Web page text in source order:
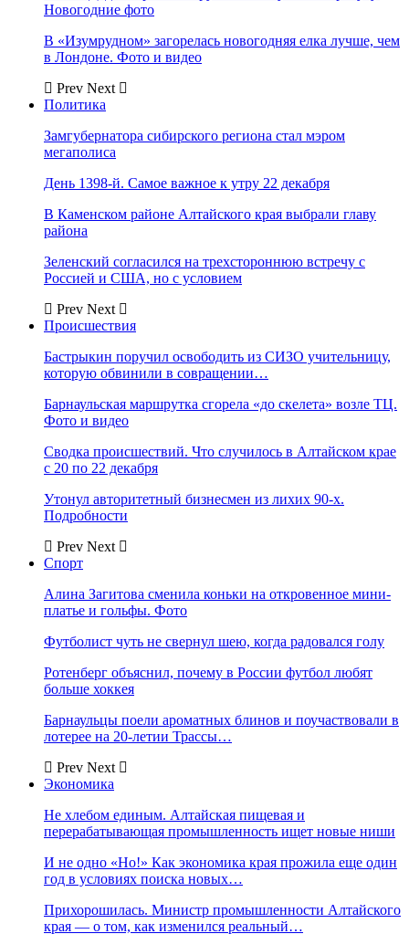
Новогодние фото
В «Изумрудном» загорелась новогодняя елка лучше, чем
в Лондоне. Фото и видео
Prev Next
Политика
Замгубернатора сибирского региона стал мэром
мегаполиса
День 1398-й. Самое важное к утру 22 декабря
В Каменском районе Алтайского края выбрали главу
района
Зеленский согласился на трехстороннюю встречу с
Россией и США, но с условием
Prev Next
Происшествия
Бастрыкин поручил освободить из СИЗО учительницу,
которую обвинили в совращении…
Барнаульская маршрутка сгорела «до скелета» возле ТЦ.
Фото и видео
Сводка происшествий. Что случилось в Алтайском крае
с 20 по 22 декабря
Утонул авторитетный бизнесмен из лихих 90-х.
Подробности
Prev Next
Спорт
Алина Загитова сменила коньки на откровенное мини-
платье и гольфы. Фото
Футболист чуть не свернул шею, когда радовался голу
Ротенберг объяснил, почему в России футбол любят
больше хоккея
Барнаульцы поели ароматных блинов и поучаствовали в
лотерее на 20-летии Трассы…
Prev Next
Экономика
Не хлебом единым. Алтайская пищевая и
перерабатывающая промышленность ищет новые ниши
И не одно «Но!» Как экономика края прожила еще один
год в условиях поиска новых…
Прихорошилась. Министр промышленности Алтайского
края — о том, как изменился реальный…